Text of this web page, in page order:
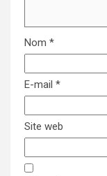
Nom *
E-mail *
Site web